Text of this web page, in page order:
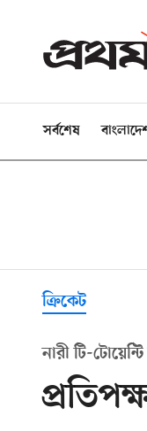
সর্বশেষ
ক্রিকেট
নারী টি-